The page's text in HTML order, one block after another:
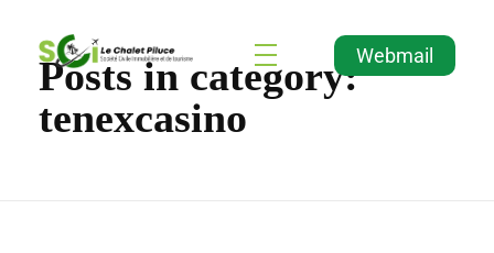
Agence Immobilière et de Tourisme
Immobilier, Tourisme, Vente & Achat
Webmail
Posts in category:
tenexcasino